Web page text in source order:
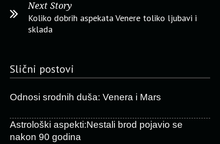
Next Story
Koliko dobrih aspekata Venere toliko ljubavi i
sklada
Slični postovi
Odnosi srodnih duša: Venera i Mars
Astrološki aspekti:Nestali brod pojavio se
nakon 90 godina